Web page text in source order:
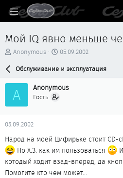
Мой IQ явно меньше
А
р
т
м
ы
Anonymous
Д
т
н
а
05.09.2002
Обслуживание и эксплуатация
A Anonymous
Гость
05.09.2002
Народ на моей Цифирьке стоит CD-
Но Х.З. как им пользоваться
котодый ходит взад-вперед, да
Помогите кто чем может...